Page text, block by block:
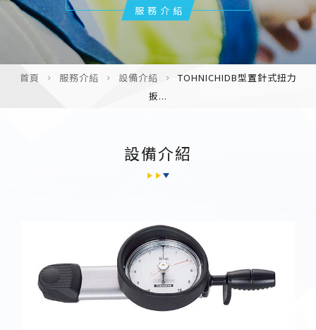
服務介紹
首頁 服務介紹 設備介紹
TOHNICHIDB型置針式扭力
扳...
設備介紹